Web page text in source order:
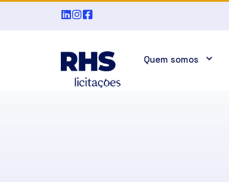
Quem somos